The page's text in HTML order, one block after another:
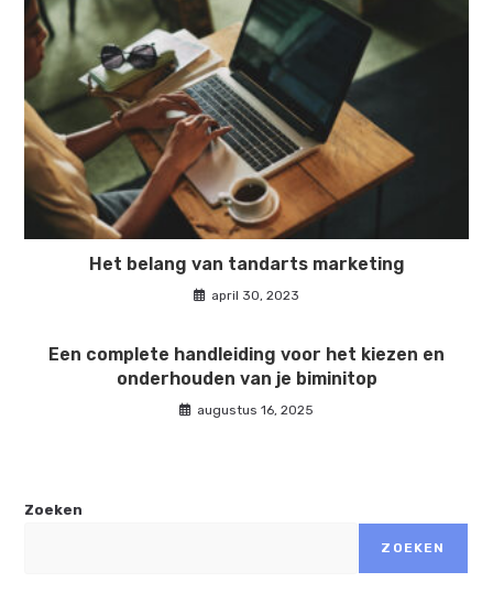
Het belang van tandarts marketing
april 30, 2023
Een complete handleiding voor het kiezen en
onderhouden van je biminitop
augustus 16, 2025
Zoeken
ZOEKEN